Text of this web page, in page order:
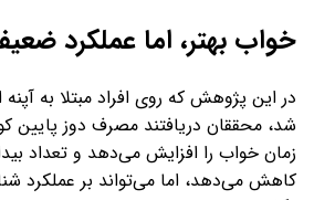
خواب بهتر، اما عملکرد
در این پژوهش که روی افراد مبتلا به
شد، محققان دریافتند مصرف دوز پایین
زمان خواب را افزایش می‌دهد و تعداد
کاهش می‌دهد، اما می‌تواند بر عملکرد